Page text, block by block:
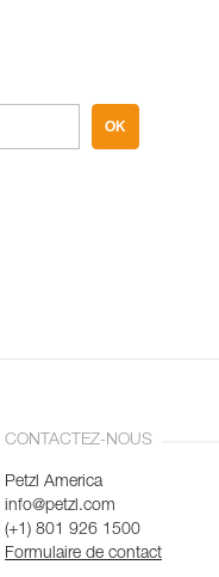
OK
CONTACTEZ-NOUS
Petzl America
info@petzl.com
(+1) 801 926 1500
Formulaire de contact